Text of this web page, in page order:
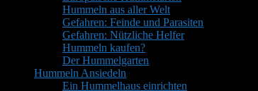
Hummeln aus aller Welt
Gefahren: Feinde und Parasiten
Gefahren: Nützliche Helfer
Hummeln kaufen?
Der Hummelgarten
Hummeln Ansiedeln
Ein Hummelhaus einrichten